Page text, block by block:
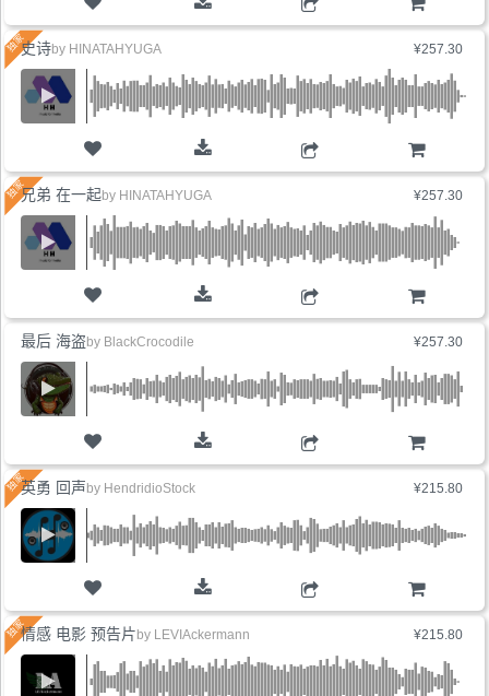
购物车
¥257.30
购物车
史诗by HINATAHYUGA
¥257.30
购物车
兄弟 在一起by HINATAHYUGA
¥257.30
购物车
最后 海盗 by BlackCrocodile
¥215.80
购物车
英勇 回声 by HendridioStock
¥215.80
情感 电影 预告片 by LEVIAckermann